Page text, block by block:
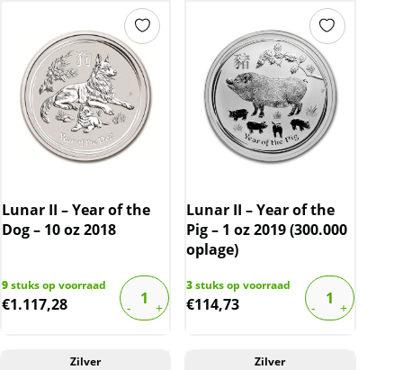
Lunar II – Year of the
Dog – 10 oz 2018
9stuks op voorraad
€1.117,28
Lunar II – Year of the
Pig – 1 oz 2019 (300.000
oplage)
3stuks op voorraad
€114,73
Zilver Zilver